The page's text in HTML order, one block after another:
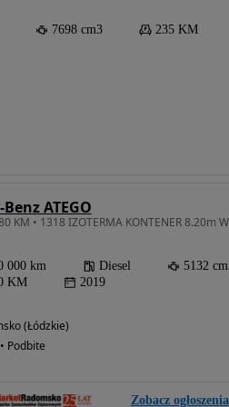
7698 cm3
235 KM
ATEGO
000 km Diesel
5132
KM
2019
(Łódzkie)
Podbite
Zobacz ogłoszenia